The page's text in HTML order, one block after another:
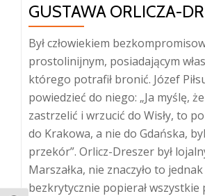
GUSTAWA ORLICZA-
Był człowiekiem
prostolinijnym, posiadającym
którego potrafił bronić. Józef
powiedzieć do niego: „Ja myślę,
zastrzelić i wrzucić do Wisły, to
do Krakowa, a nie do Gdańska,
przekór”. Orlicz-Dreszer był
Marszałka, nie znaczyło to
bezkrytycznie popierał wszystkie